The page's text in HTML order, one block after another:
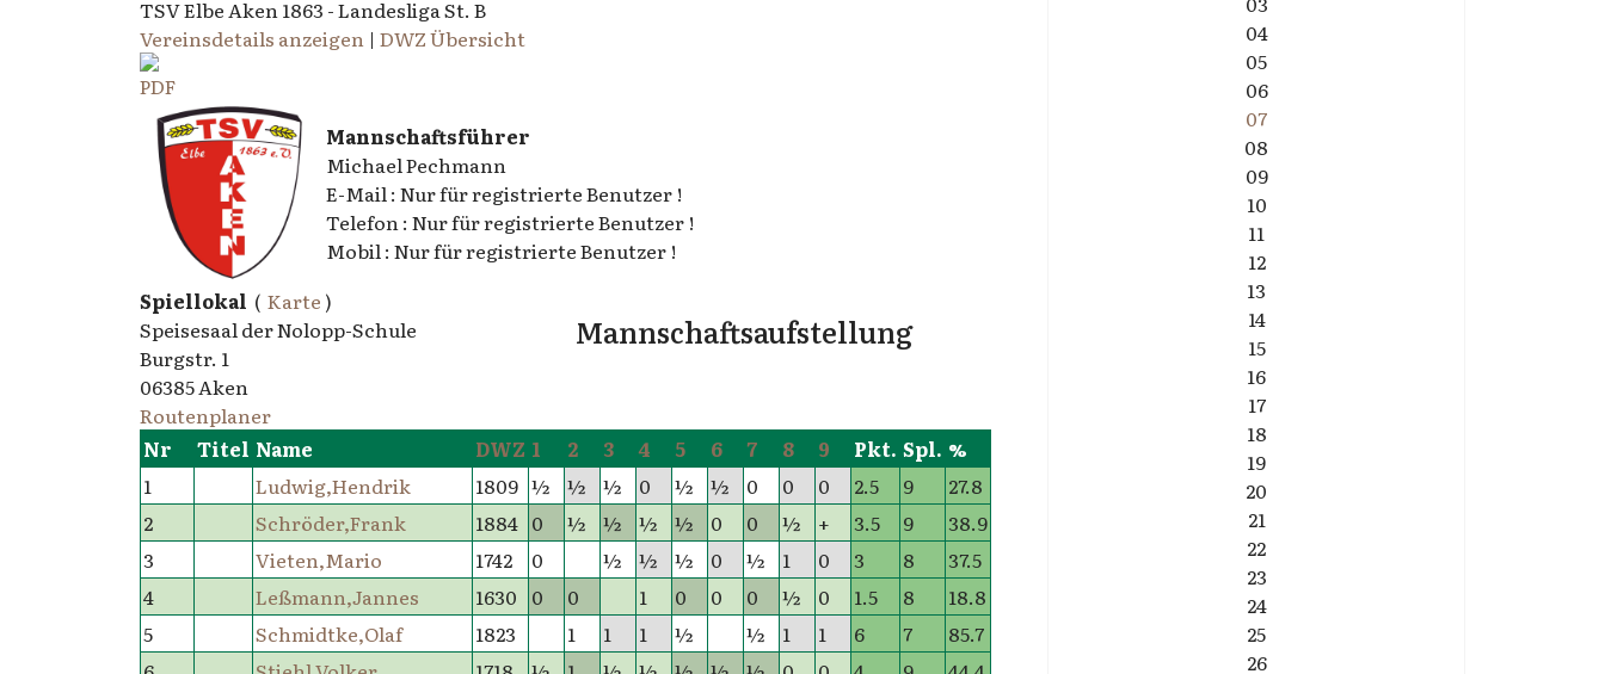
TSV Elbe Aken 1863 - Landesliga St. B
Vereinsdetails anzeigen | DWZ Übersicht
Mannschaftsführer
Michael Pechmann
E-Mail : Nur für registrierte Benutzer !
Telefon : Nur für registrierte Benutzer !
Mobil : Nur für registrierte Benutzer !
Spiellokal ( Karte )
Speisesaal der Nolopp-Schule
Burgstr. 1
06385 Aken
Routenplaner
Mannschaftsaufstellung
Nr Titel Name DWZ 1 2 3 4 5 6 7 8 9 Pkt. Spl. %
1
Ludwig,Hendrik 1809 ½ ½ ½ 0 ½ ½ 0 0 0 2.5 9
27.8
2
Schröder,Frank 1884 0 ½ ½ ½ ½ 0 0 ½ + 3.5 9
38.9
3
Vieten,Mario 1742 0 ½ ½ ½ 0 ½ 1 0 3 8
37.5
4
Leßmann,Jannes 1630 0 0 1 0 0 0 ½ 0 1.5 8
18.8
5
Schmidtke,Olaf 1823 1 1 1 ½ ½ 1 1 6 7
85.7
04
05
06
07
08
09
10
11
12
13
14
15
16
17
18
19
20
21
22
23
24
25
26